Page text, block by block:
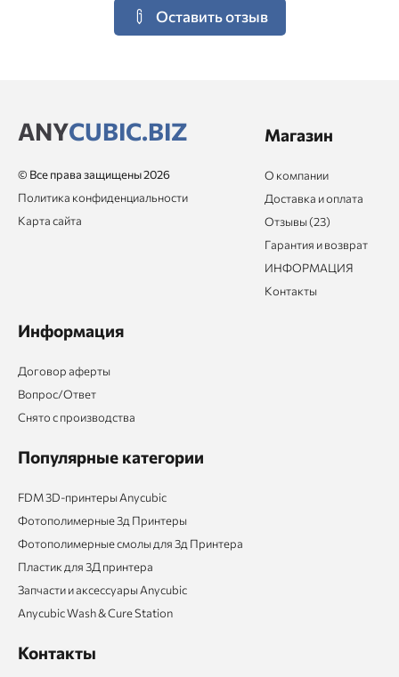
Оставить отзыв
ANYCUBIC.BIZ
© Все права защищены 2026
Политика конфиденциальности
Карта сайта
Магазин
О компании
Доставка и оплата
Отзывы (23)
Гарантия и возврат
ИНФОРМАЦИЯ
Контакты
Информация
Договор аферты
Вопрос/Ответ
Снято с производства
Популярные категории
FDM 3D-принтеры Anycubic
Фотополимерные 3д Принтеры
Фотополимерные смолы для 3д Принтера
Пластик для 3Д принтера
Запчасти и аксессуары Anycubic
Anycubic Wash & Cure Station
Контакты